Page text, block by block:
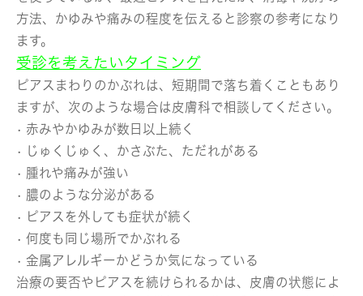
方法、かゆみや痛みの程度を伝えると診察の参考になり
ます。
受診を考えたいタイミング
ピアスまわりのかぶれは、短期間で落ち着くこともあり
ますが、次のような場合は皮膚科で相談してください。
• 赤みやかゆみが数日以上続く
• じゅくじゅく、かさぶた、ただれがある
• 腫れや痛みが強い
• 膿のような分泌がある
• ピアスを外しても症状が続く
• 何度も同じ場所でかぶれる
• 金属アレルギーかどうか気になっている
治療の要否やピアスを続けられるかは、皮膚の状態によ